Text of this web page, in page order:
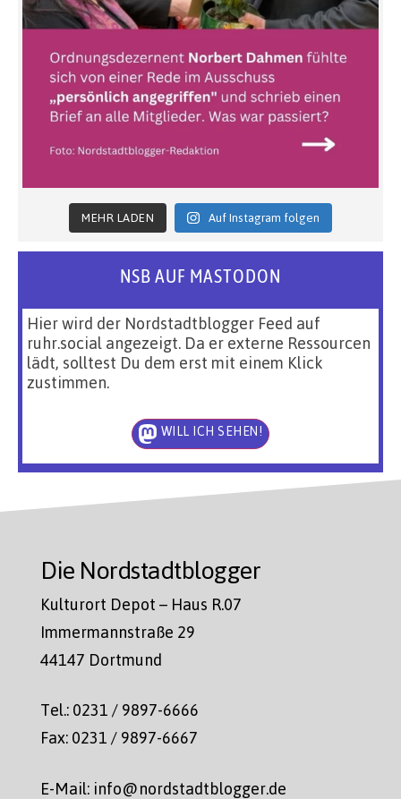
MEHR LADEN Auf Instagram folgen
NSB AUF MASTODON
Hier wird der Nordstadtblogger Feed auf
ruhr.social angezeigt. Da er externe Ressourcen
lädt, solltest Du dem erst mit einem Klick
zustimmen.
WILL ICH SEHEN!
Die Nordstadtblogger
Kulturort Depot – Haus R.07
Immermannstraße 29
44147 Dortmund
Tel.: 0231 / 9897-6666
Fax: 0231 / 9897-6667
E-Mail: info@nordstadtblogger.de